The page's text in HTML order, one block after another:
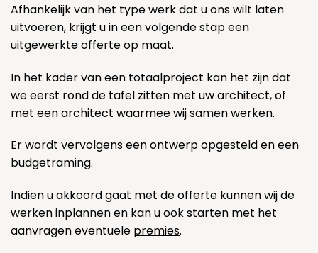
Afhankelijk van het type werk dat u ons wilt laten
uitvoeren, krijgt u in een volgende stap een
uitgewerkte offerte op maat.
In het kader van een totaalproject kan het zijn dat
we eerst rond de tafel zitten met uw architect, of
met een architect waarmee wij samen werken.
Er wordt vervolgens een ontwerp opgesteld en een
budgetraming.
Indien u akkoord gaat met de offerte kunnen wij de
werken inplannen en kan u ook starten met het
aanvragen eventuele premies.